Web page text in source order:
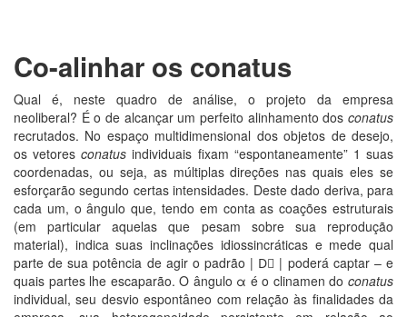
Co-alinhar os conatus
Qual é, neste quadro de análise, o projeto da empresa
neoliberal? É o de alcançar um perfeito alinhamento dos conatus
recrutados. No espaço multidimensional dos objetos de desejo,
os vetoresconatus individuais fixam “espontaneamente” 1 suas
coordenadas, ou seja, as múltiplas direções nas quais eles se
esforçarão segundo certas intensidades. Deste dado deriva, para
cada um, o ângulo que, tendo em conta as coações estruturais
(em particular aquelas que pesam sobre sua reprodução
material), indica suas inclinações idiossincráticas e mede qual
parte de sua potência de agir o padrão | D⃗ | poderá captar – e
quais partes lhe escaparão. O ângulo α é o clinamen do conatus
individual, seu desvio espontâneo com relação às finalidades da